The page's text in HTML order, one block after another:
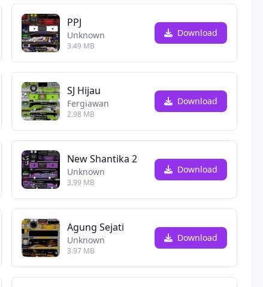
PPJ
Unknown
3.49 MB
Download
SJ Hijau
Fergiawan
2.98 MB
Download
New Shantika 2
Unknown
3.99 MB
Download
Agung Sejati
Unknown
3.97 MB
Download